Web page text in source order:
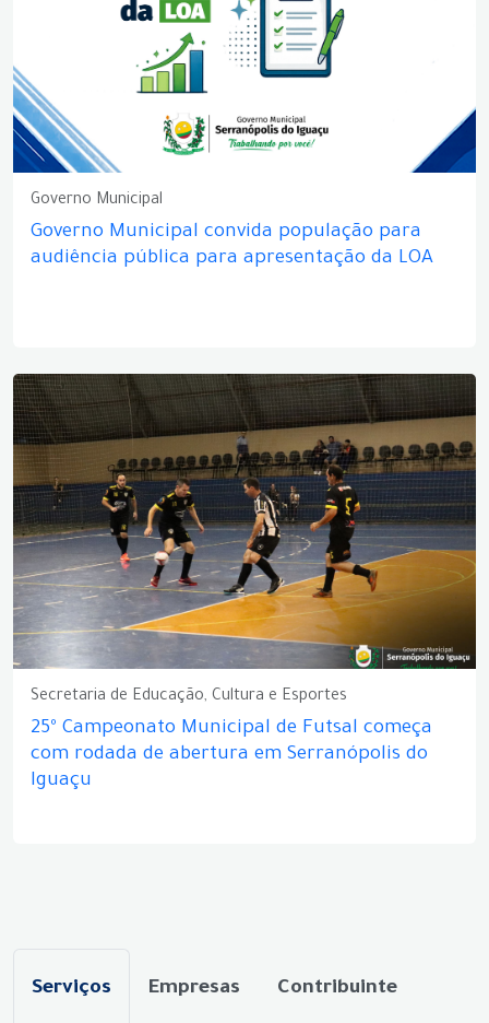
Governo Municipal
Governo Municipal convida população para
audiência pública para apresentação da LOA
Secretaria de Educação, Cultura e Esportes
25º Campeonato Municipal de Futsal começa
com rodada de abertura em Serranópolis do
Iguaçu
Serviços Empresas Contribuinte